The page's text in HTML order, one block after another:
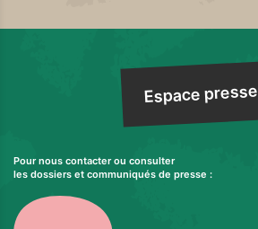
Espace presse
Pour nous contacter ou consulter
les dossiers et communiqués de presse :